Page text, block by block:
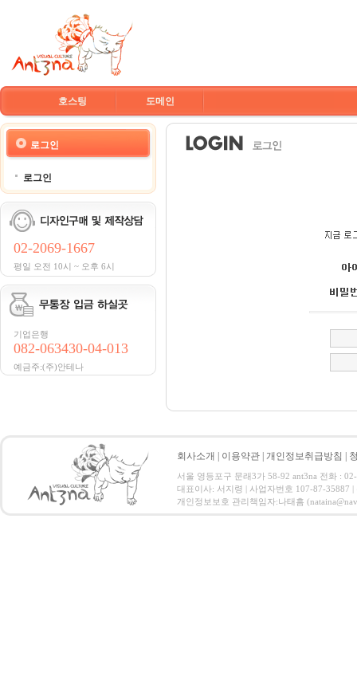
호스팅 도메인
로그인
로그인
02-2069-1667
평일 오전 10시 ~ 오후 6시
기업은행
082-063430-04-013
예금주:(주)안테나
회사소개 이용약관 개인정보취급방침
서울 영등포구 문래3가 58-92 ant3na 전화 :
대표이사: 서지령 | 사업자번호 107-87-35887
개인정보보호 관리책임자:나태흠